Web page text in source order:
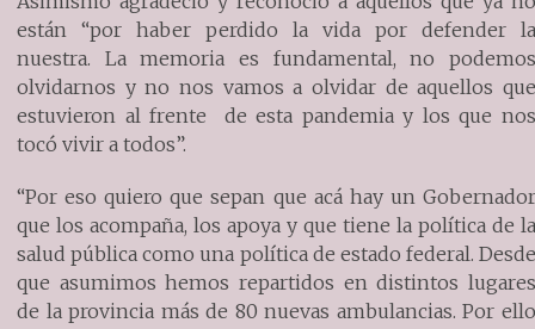
están “por haber perdido la vida por defender la
nuestra. La memoria es fundamental, no podemos
olvidarnos y no nos vamos a olvidar de aquellos que
estuvieron al frente de esta pandemia y los que nos
tocó vivir a todos”.
“Por eso quiero que sepan que acá hay un Gobernador
que los acompaña, los apoya y que tiene la política de la
salud pública como una política de estado federal. Desde
que asumimos hemos repartidos en distintos lugares
de la provincia más de 80 nuevas ambulancias. Por ello